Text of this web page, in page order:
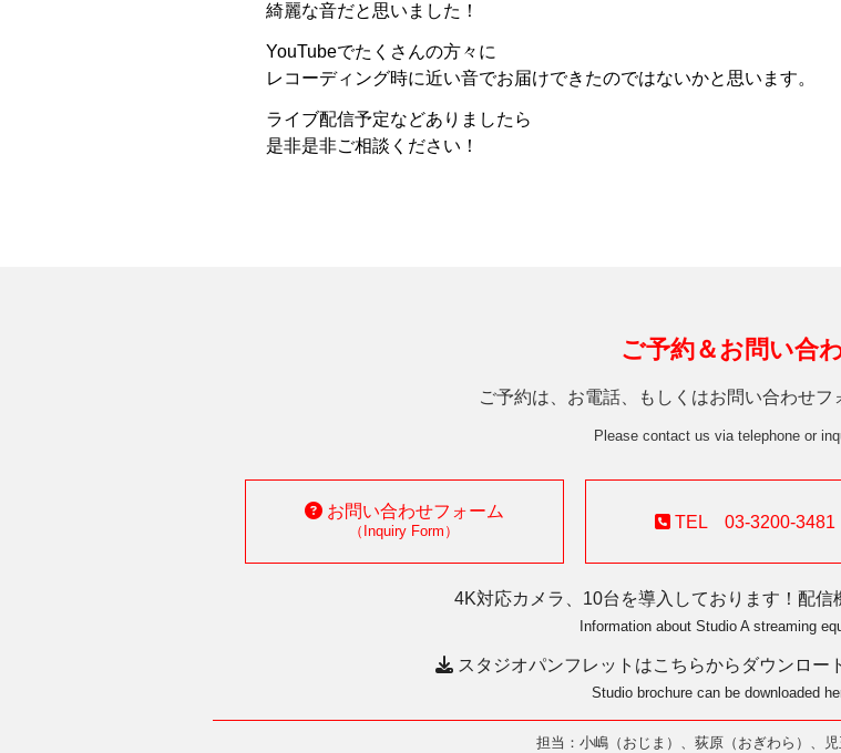
綺麗な音だと思いました！
YouTubeでたくさんの方々に
レコーディング時に近い音でお届けできたのではないかと思います。
ライブ配信予定などありましたら
是非是非ご相談ください！
ご予約＆お問い合
ご予約は、お電話、もしくはお問い合わせフ
Please contact us via telephone or
お問い合わせフォーム
（Inquiry Form） TEL 03-3200-3481
4K対応カメラ、10台を導入しております！配信
Information about Studio A streaming
スタジオパンフレットはこちらからダウンロー
Studio brochure can be downloaded
担当：小嶋（おじま）、荻原（おぎわら）、